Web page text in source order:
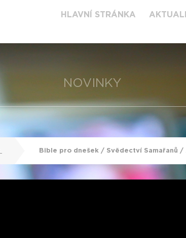
HLAVNÍ STRÁNKA
NOVINKY
Bible pro dnešek / Svědectví Samařanů /